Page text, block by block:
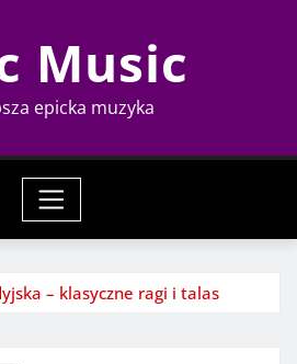
Music
epicka muzyka
– klasyczne ragi i talas